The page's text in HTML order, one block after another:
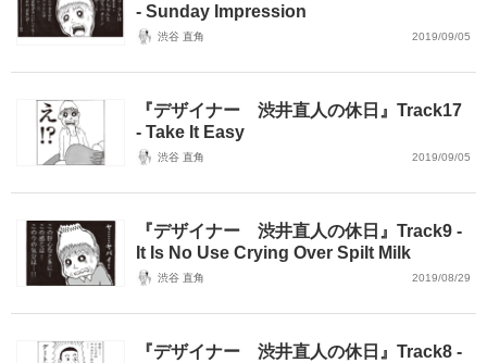
- Sunday Impression
渋谷 直角 2019/09/05
『デザイナー 渋井直人の休日』Track17
- Take It Easy
渋谷 直角 2019/09/05
『デザイナー 渋井直人の休日』Track9 -
It Is No Use Crying Over Spilt Milk
渋谷 直角 2019/08/29
『デザイナー 渋井直人の休日』Track8 -